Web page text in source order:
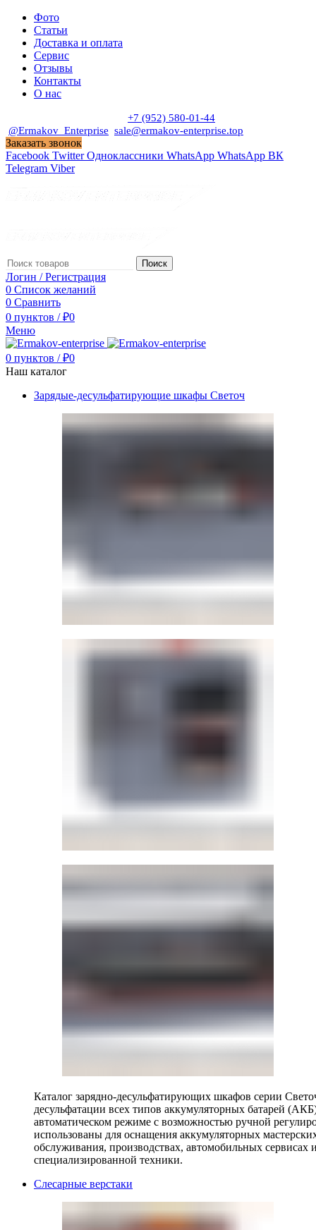
Фото
Статьи
Доставка и оплата
Сервис
Отзывы
Контакты
О нас
+7 (952) 580-01-44
@Ermakov_Enterprise sale@ermakov-enterprise.top
Заказать звонок
Facebook Twitter Одноклассники WhatsApp WhatsApp ВК
Telegram Viber
Поиск
Логин / Регистрация
0 Список желаний
0 Сравнить
0 пунктов / ₽0
Меню
0 пунктов / ₽0
Наш каталог
Зарядые-десульфатирующие шкафы Светоч
Каталог зарядно-десульфатирующих шкафов серии
десульфатации всех типов аккумуляторных батарей
автоматическом режиме с возможностью ручной
использованы для оснащения аккумуляторных
обслуживания, производствах, автомобильных
специализированной техники.
Слесарные верстаки